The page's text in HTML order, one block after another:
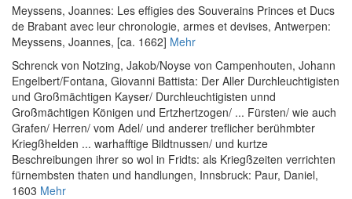
Meyssens, Joannes: Les effigies des Souverains Princes et Ducs
de Brabant avec leur chronologie, armes et devises, Antwerpen:
Meyssens, Joannes, [ca. 1662] Mehr
Schrenck von Notzing, Jakob/Noyse von Campenhouten, Johann
Engelbert/Fontana, Giovanni Battista: Der Aller Durchleuchtigisten
und Großmächtigen Kayser/ Durchleuchtigisten unnd
Großmächtigen Königen und Ertzhertzogen/ ... Fürsten/ wie auch
Grafen/ Herren/ vom Adel/ und anderer treflicher berühmbter
Kriegßhelden ... warhafftige Bildtnussen/ und kurtze
Beschreibungen ihrer so wol in Fridts: als Kriegßzeiten verrichten
fürnembsten thaten und handlungen, Innsbruck: Paur, Daniel,
1603 Mehr